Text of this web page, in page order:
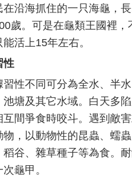
在沿海抓住的一只海龜，
歲。可是在龜類王國裡，
活上15年左右。
性
習性不同可分為全水、半
池塘及其它水域。白天多
互間爭食時咬斗。遇到敵
物，以動物性的昆蟲、蠕
稻谷、雜草種子等為食。
龜甲。